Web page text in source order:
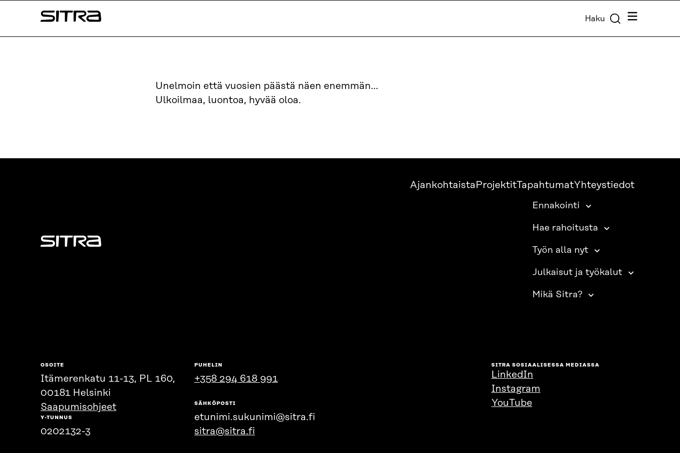
sisältöön
Sitra Haku Valikko
Unelmoin että vuosien päästä näen enemmän…
Ulkoilmaa, luontoa, hyvää oloa.
Sitra
Ajankohtaista ProjektitTapahtumatYhteystiedot
Ennakointi
Hae rahoitusta
Työn alla nyt
Julkaisut ja työkalut
Mikä Sitra?
OSOITE
Itämerenkatu 11-13, PL 160,
00181 Helsinki
Saapumisohjeet
Y-TUNNUS
0202132-3
PUHELIN
+358 294 618 991
SÄHKÖPOSTI
etunimi.sukunimi@sitra.fi
sitra@sitra.fi
SITRA SOSIAALISESSA MEDIASSA
LinkedIn
Instagram
YouTube